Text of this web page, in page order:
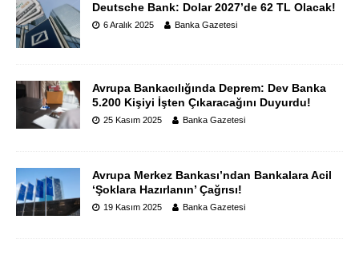
Deutsche Bank: Dolar 2027’de 62 TL Olacak!
6 Aralık 2025 Banka Gazetesi
Avrupa Bankacılığında Deprem: Dev Banka
5.200 Kişiyi İşten Çıkaracağını Duyurdu!
25 Kasım 2025 Banka Gazetesi
Avrupa Merkez Bankası’ndan Bankalara Acil
‘Şoklara Hazırlanın’ Çağrısı!
19 Kasım 2025 Banka Gazetesi